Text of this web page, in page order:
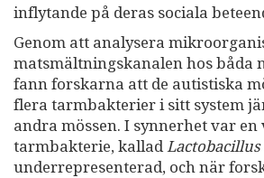
inflytande på deras sociala
Genom att analysera
matsmältningskanalen hos båda
fann forskarna att de autistiska
flera tarmbakterier i sitt system
andra mössen. I synnerhet var en
tarmbakterie, kallad
underrepresenterad, och när